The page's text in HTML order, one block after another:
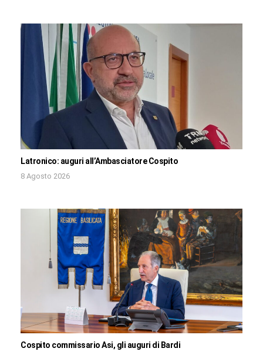
Latronico: auguri all’Ambasciatore Cospito
8 Agosto 2026
Cospito commissario Asi, gli auguri di Bardi